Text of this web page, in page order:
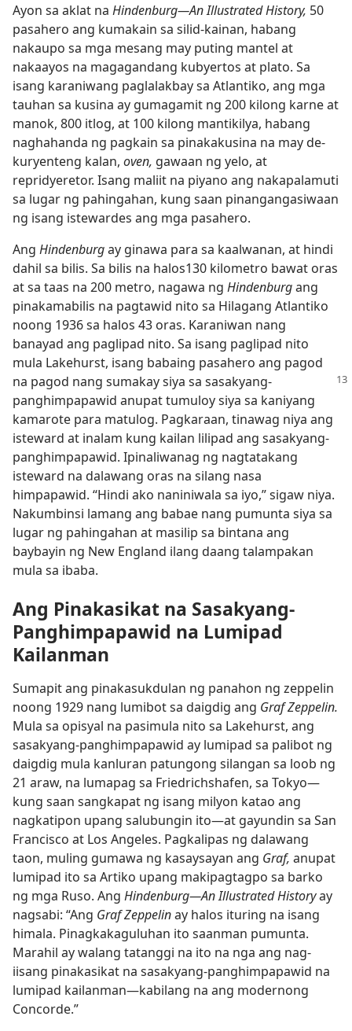
Ayon sa aklat na Hindenburg​—An Illustrated History, 50
pasahero ang kumakain sa silid-kainan, habang
nakaupo sa mga mesang may puting mantel at
nakaayos na magagandang kubyertos at plato. Sa
isang karaniwang paglalakbay sa Atlantiko, ang mga
tauhan sa kusina ay gumagamit ng 200 kilong karne at
manok, 800 itlog, at 100 kilong mantikilya, habang
naghahanda ng pagkain sa pinakakusina na may de-
kuryenteng kalan, oven, gawaan ng yelo, at
repridyeretor. Isang maliit na piyano ang nakapalamuti
sa lugar ng pahingahan, kung saan pinangangasiwaan
ng isang istewardes ang mga pasahero.
Ang Hindenburgay ginawa para sa kaalwanan, at hindi
dahil sa bilis. Sa bilis na halos130 kilometro bawat oras
at sa taas na 200 metro, nagawa ng Hindenburgang
pinakamabilis na pagtawid nito sa Hilagang Atlantiko
noong 1936 sa halos 43 oras. Karaniwan nang
banayad ang paglipad nito. Sa isang paglipad nito
mula Lakehurst, isang babaing pasahero ang pagod
na pagod nang sumakay siya sa sasakyang-
panghimpapawid anupat tumuloy siya sa kaniyang
kamarote para matulog. Pagkaraan, tinawag niya ang
isteward at inalam kung kailan lilipad ang sasakyang-
panghimpapawid. Ipinaliwanag ng nagtatakang
isteward na dalawang oras na silang nasa
himpapawid. “Hindi ako naniniwala sa iyo,” sigaw niya.
Nakumbinsi lamang ang babae nang pumunta siya sa
lugar ng pahingahan at masilip sa bintana ang
baybayin ng New England ilang daang talampakan
mula sa ibaba.
Ang Pinakasikat na Sasakyang-
Panghimpapawid na Lumipad
Kailanman
Sumapit ang pinakasukdulan ng panahon ng zeppelin
noong 1929 nang lumibot sa daigdig ang Graf Zeppelin.
Mula sa opisyal na pasimula nito sa Lakehurst, ang
sasakyang-panghimpapawid ay lumipad sa palibot ng
daigdig mula kanluran patungong silangan sa loob ng
21 araw, na lumapag sa Friedrichshafen, sa Tokyo​—
kung saan sangkapat ng isang milyon katao ang
nagkatipon upang salubungin ito​—at gayundin sa San
Francisco at Los Angeles. Pagkalipas ng dalawang
taon, muling gumawa ng kasaysayan ang Graf, anupat
lumipad ito sa Artiko upang makipagtagpo sa barko
ng mga Ruso. Ang Hindenburg​—An Illustrated Historyay
nagsabi: “Ang Graf Zeppelinay halos ituring na isang
himala. Pinagkakaguluhan ito saanman pumunta.
Marahil ay walang tatanggi na ito na nga ang nag-
iisang pinakasikat na sasakyang-panghimpapawid na
lumipad kailanman​—kabilang na ang modernong
Concorde.”